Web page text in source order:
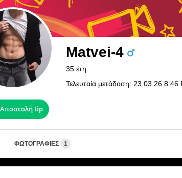
Matvei-4
35 έτη
Τελευταία μετάδοση: 23.03.26 8:46
Αποστολή tip
ΦΩΤΟΓΡΑΦΊΕΣ 1